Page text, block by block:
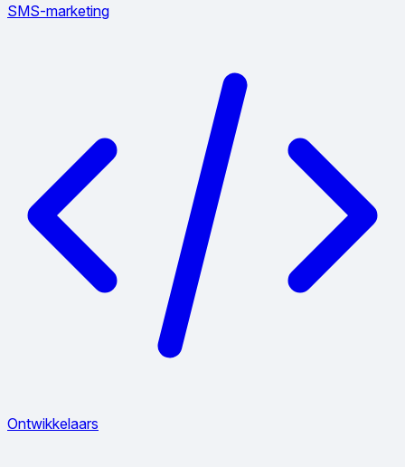
SMS-marketing
Ontwikkelaars